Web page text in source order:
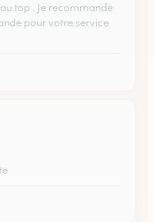
top . Je recommande
pour votre service